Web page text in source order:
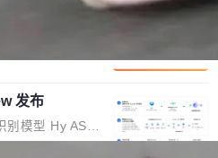
联网络。传统的
录遍历）仅能
及代码的语义
代码智能体在
码仓理解"瓶
简称" CodeBas
（CodeA...
区某科技公司AI
公司内部架构
据从A集群迁
。 他没有迁移
使用此前登录
条被程序员圈
理员权限、无
：KV ca
提升 4
型系列之一，但
存了。月之暗面
是长上下文、M
瘾，但 GPU 显
AI 团队
在官方博客上发
发布
别模型 Hy ASR
言模型 Hy3 的